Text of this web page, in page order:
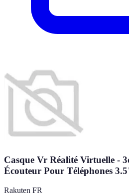
Casque Vr Réalité Virtuelle -
Écouteur Pour Téléphones
Rakuten FR